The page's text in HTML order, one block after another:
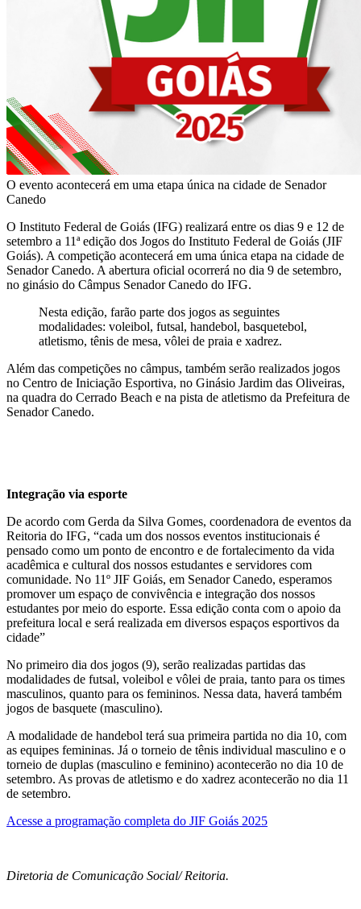
O evento acontecerá em uma etapa única na cidade de Senador
Canedo
O Instituto Federal de Goiás (IFG) realizará entre os dias 9 e 12 de
setembro a 11ª edição dos Jogos do Instituto Federal de Goiás (JIF
Goiás). A competição acontecerá em uma única etapa na cidade de
Senador Canedo. A abertura oficial ocorrerá no dia 9 de setembro,
no ginásio do Câmpus Senador Canedo do IFG.
Nesta edição, farão parte dos jogos as seguintes
modalidades: voleibol, futsal, handebol, basquetebol,
atletismo, tênis de mesa, vôlei de praia e xadrez.
Além das competições no câmpus, também serão realizados jogos
no Centro de Iniciação Esportiva, no Ginásio Jardim das Oliveiras,
na quadra do Cerrado Beach e na pista de atletismo da Prefeitura de
Senador Canedo.
Integração via esporte
De acordo com Gerda da Silva Gomes, coordenadora de eventos da
Reitoria do IFG, “cada um dos nossos eventos institucionais é
pensado como um ponto de encontro e de fortalecimento da vida
acadêmica e cultural dos nossos estudantes e servidores com
comunidade. No 11º JIF Goiás, em Senador Canedo, esperamos
promover um espaço de convivência e integração dos nossos
estudantes por meio do esporte. Essa edição conta com o apoio da
prefeitura local e será realizada em diversos espaços esportivos da
cidade”
No primeiro dia dos jogos (9), serão realizadas partidas das
modalidades de futsal, voleibol e vôlei de praia, tanto para os times
masculinos, quanto para os femininos. Nessa data, haverá também
jogos de basquete (masculino).
A modalidade de handebol terá sua primeira partida no dia 10, com
as equipes femininas. Já o torneio de tênis individual masculino e o
torneio de duplas (masculino e feminino) acontecerão no dia 10 de
setembro. As provas de atletismo e do xadrez acontecerão no dia 11
de setembro.
Acesse a programação completa do JIF Goiás 2025
Diretoria de Comunicação Social/ Reitoria.